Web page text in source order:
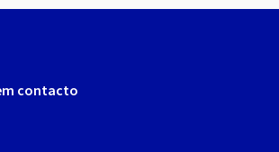
contacto